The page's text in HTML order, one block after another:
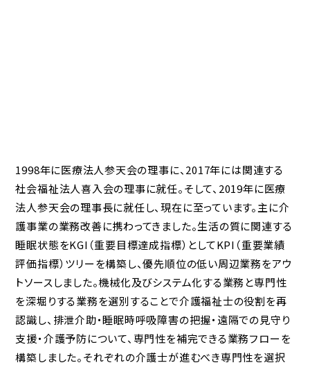
1998年に医療法人参天会の理事に、2017年には関連する
社会福祉法人喜入会の理事に就任。そして、2019年に医療
法人参天会の理事長に就任し、現在に至っています。主に介
護事業の業務改善に携わってきました。生活の質に関連する
睡眠状態をKGI（重要目標達成指標）としてKPI（重要業績
評価指標）ツリーを構築し、優先順位の低い周辺業務をアウ
トソースしました。機械化及びシステム化する業務と専門性
を深堀りする業務を選別することで介護福祉士の役割を再
認識し、排泄介助・睡眠時呼吸障害の把握・遠隔での見守り
支援・介護予防について、専門性を補完できる業務フローを
構築しました。それぞれの介護士が進むべき専門性を選択